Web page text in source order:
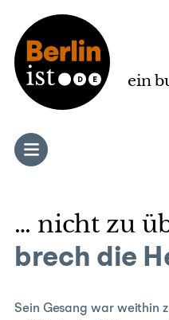
ein
… nicht zu
brech die
Sein Gesang war weithin